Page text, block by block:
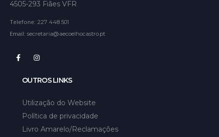
4505-293 Fiães VFR
Telefone: 227 448 501
Email: secretaria@aecoelhocastro.pt
OUTROS LINKS
Utilização do Website
Política de privacidade
Livro Amarelo/Reclamações